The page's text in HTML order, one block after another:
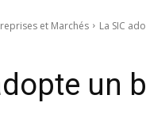
et Marchés La SIC
un